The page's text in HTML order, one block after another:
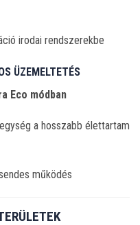
irodai rendszerekbe
ÜZEMELTETÉS
Eco módban
a hosszabb élettartam
működés